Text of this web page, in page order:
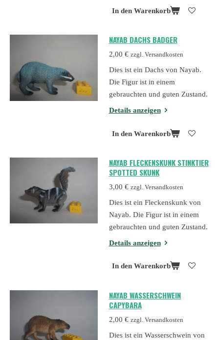
In den Warenkorb
NAYAB DACHS BADGER
2,00 € zzgl. Versandkosten
Dies ist ein Dachs von Nayab.
Die Figur ist in einem
gebrauchten und guten Zustand.
Details anzeigen
In den Warenkorb
NAYAB FLECKENSKUNK STINKTIER
SPOTTED SKUNK
3,00 € zzgl. Versandkosten
Dies ist ein Fleckenskunk von
Nayab. Die Figur ist in einem
gebrauchten und guten Zustand.
Details anzeigen
In den Warenkorb
NAYAB WASSERSCHWEIN
CAPYBARA
2,00 € zzgl. Versandkosten
Dies ist ein Wasserschwein von